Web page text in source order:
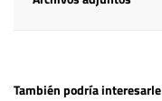
También podría interesarle